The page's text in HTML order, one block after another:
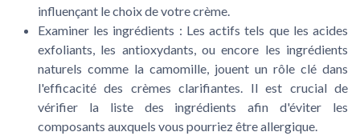
influençant le choix de votre crème.
Examiner les ingrédients : Les actifs tels que les acides
exfoliants, les antioxydants, ou encore les ingrédients
naturels comme la camomille, jouent un rôle clé dans
l'efficacité des crèmes clarifiantes. Il est crucial de
vérifier la liste des ingrédients afin d'éviter les
composants auxquels vous pourriez être allergique.